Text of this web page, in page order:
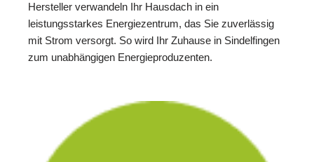
Hersteller verwandeln Ihr Hausdach in ein
leistungsstarkes Energiezentrum, das Sie zuverlässig
mit Strom versorgt. So wird Ihr Zuhause in Sindelfingen
zum unabhängigen Energieproduzenten.